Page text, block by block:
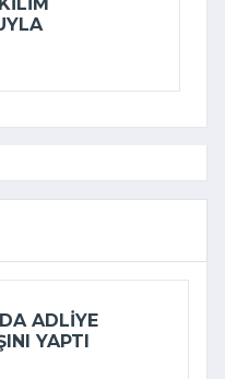
ADLIYE
YAPTI